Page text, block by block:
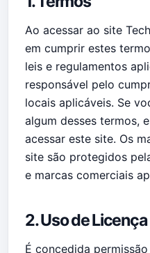
Ao acessar ao site
em cumprir estes
leis e regulamentos
responsável pelo
locais aplicáveis. Se
algum desses termos,
acessar este site. Os
site são protegidos
e marcas comerciais
2. Uso de Licença
É concedida